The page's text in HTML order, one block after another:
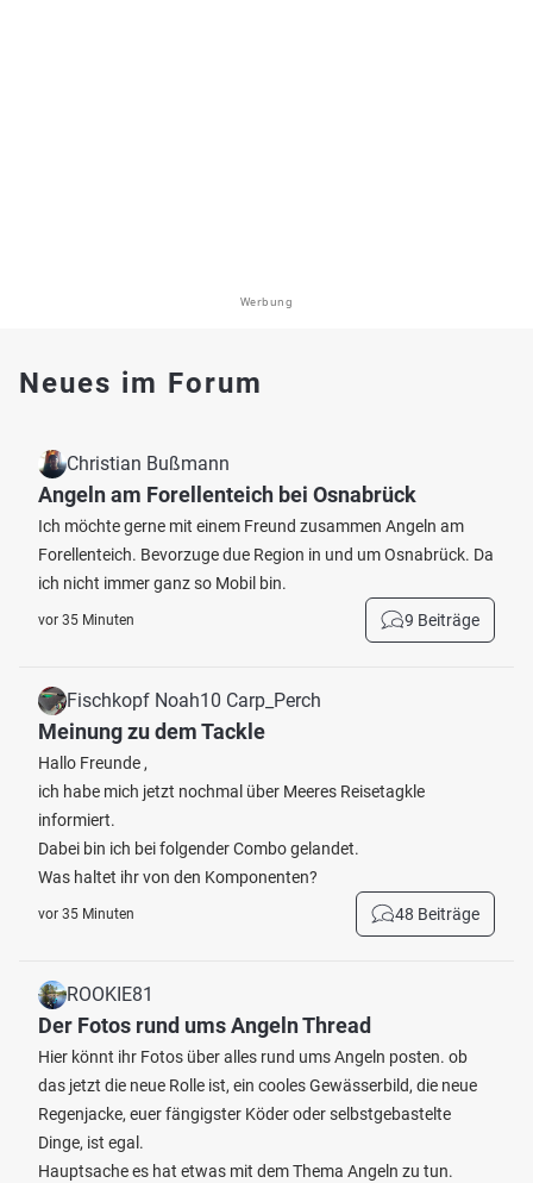
Werbung
Neues im Forum
Christian Bußmann
Angeln am Forellenteich bei Osnabrück
Ich möchte gerne mit einem Freund zusammen Angeln am
Forellenteich. Bevorzuge due Region in und um Osnabrück. Da
ich nicht immer ganz so Mobil bin.
vor 35 Minuten 9 Beiträge
Fischkopf Noah10 Carp_Perch
Meinung zu dem Tackle
Hallo Freunde ,
ich habe mich jetzt nochmal über Meeres Reisetagkle
informiert.
Dabei bin ich bei folgender Combo gelandet.
Was haltet ihr von den Komponenten?
vor 35 Minuten 48 Beiträge
ROOKIE81
Der Fotos rund ums Angeln Thread
Hier könnt ihr Fotos über alles rund ums Angeln posten. ob
das jetzt die neue Rolle ist, ein cooles Gewässerbild, die neue
Regenjacke, euer fängigster Köder oder selbstgebastelte
Dinge, ist egal.
Hauptsache es hat etwas mit dem Thema Angeln zu tun.